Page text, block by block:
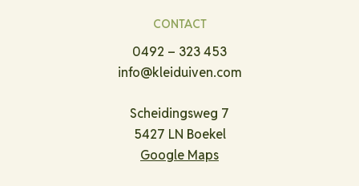
CONTACT
0492 – 323 453
info@kleiduiven.com
Scheidingsweg 7
5427 LN Boekel
Google Maps